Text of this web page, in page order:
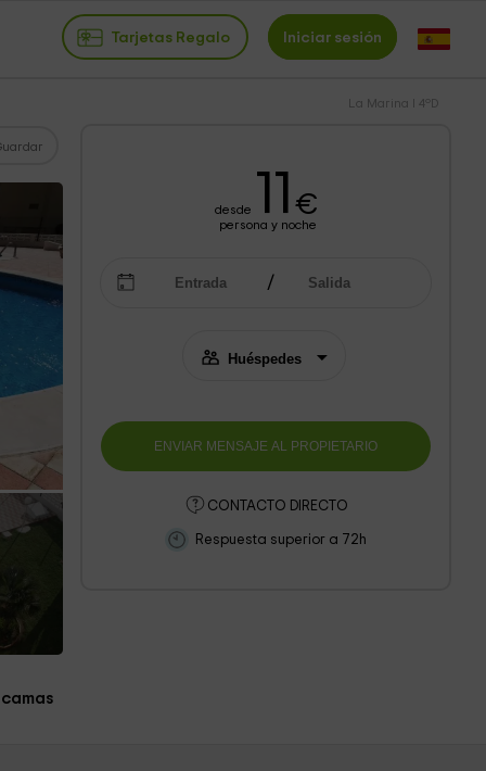
Tarjetas Regalo Iniciar sesión
La Marina I 4ºD
desde 11 €
persona y noche
CONTACTO DIRECTO
Respuesta superior a 72h
camas